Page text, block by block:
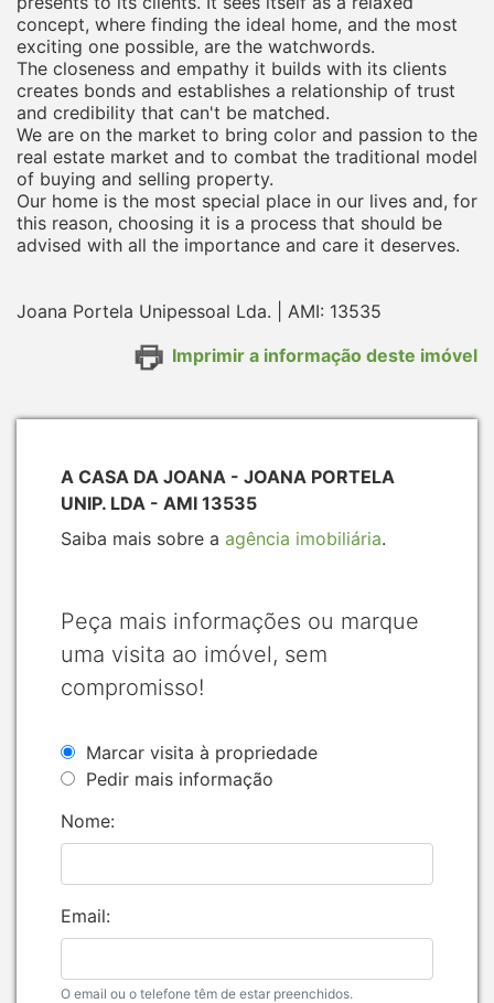
concept, where finding the ideal home, and the most
exciting one possible, are the watchwords.
The closeness and empathy it builds with its clients
creates bonds and establishes a relationship of trust
and credibility that can't be matched.
We are on the market to bring color and passion to the
real estate market and to combat the traditional model
of buying and selling property.
Our home is the most special place in our lives and, for
this reason, choosing it is a process that should be
advised with all the importance and care it deserves.
Joana Portela Unipessoal Lda. | AMI: 13535
Imprimir a informação deste imóvel
A CASA DA JOANA - JOANA PORTELA
UNIP. LDA - AMI 13535
Saiba mais sobre a agência imobiliária.
Peça mais informações ou marque
uma visita ao imóvel, sem
compromisso!
Marcar visita à propriedade
Pedir mais informação
Nome:
Email:
O email ou o telefone têm de estar preenchidos.